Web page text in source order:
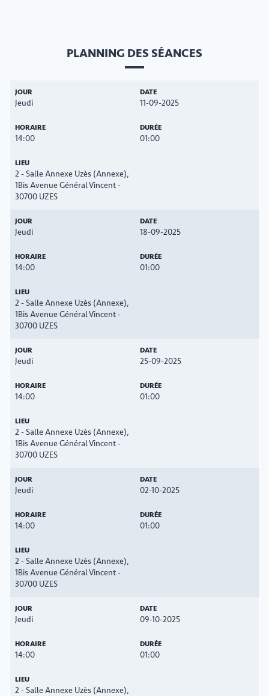
PLANNING DES SÉANCES
Jeudi 11-09-2025
14:00 01:00
2 - Salle Annexe Uzès (Annexe),
1Bis Avenue Général Vincent -
30700 UZES
Jeudi 18-09-2025
14:00 01:00
2 - Salle Annexe Uzès (Annexe),
1Bis Avenue Général Vincent -
30700 UZES
Jeudi 25-09-2025
14:00 01:00
2 - Salle Annexe Uzès (Annexe),
1Bis Avenue Général Vincent -
30700 UZES
Jeudi 02-10-2025
14:00 01:00
2 - Salle Annexe Uzès (Annexe),
1Bis Avenue Général Vincent -
30700 UZES
Jeudi 09-10-2025
14:00 01:00
2 - Salle Annexe Uzès (Annexe),